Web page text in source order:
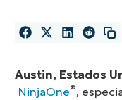
Austin, Estados
NinjaOne®,